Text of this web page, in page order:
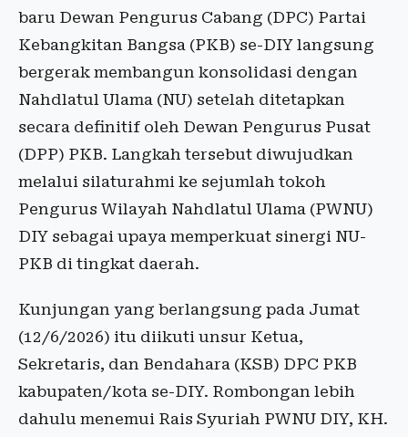
baru Dewan Pengurus Cabang (DPC) Partai
Kebangkitan Bangsa (PKB) se-DIY langsung
bergerak membangun konsolidasi dengan
Nahdlatul Ulama (NU) setelah ditetapkan
secara definitif oleh Dewan Pengurus Pusat
(DPP) PKB. Langkah tersebut diwujudkan
melalui silaturahmi ke sejumlah tokoh
Pengurus Wilayah Nahdlatul Ulama (PWNU)
DIY sebagai upaya memperkuat sinergi NU-
PKB di tingkat daerah.
Kunjungan yang berlangsung pada Jumat
(12/6/2026) itu diikuti unsur Ketua,
Sekretaris, dan Bendahara (KSB) DPC PKB
kabupaten/kota se-DIY. Rombongan lebih
dahulu menemui Rais Syuriah PWNU DIY, KH.